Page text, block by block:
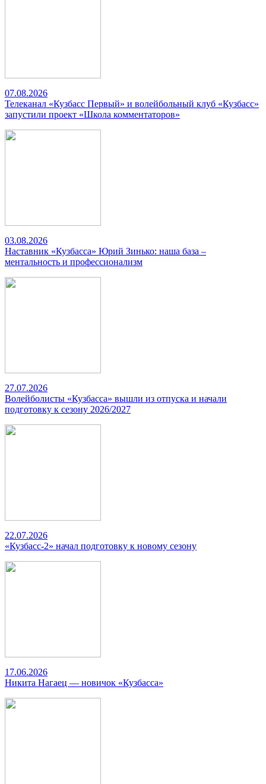
07.08.2026
Телеканал «Кузбасс Первый» и волейбольный клуб «Кузбасс»
запустили проект «Школа комментаторов»
03.08.2026
Наставник «Кузбасса» Юрий Зинько: наша база –
ментальность и профессионализм
27.07.2026
Волейболисты «Кузбасса» вышли из отпуска и начали
подготовку к сезону 2026/2027
22.07.2026
«Кузбасс-2» начал подготовку к новому сезону
17.06.2026
Никита Нагаец — новичок «Кузбасса»